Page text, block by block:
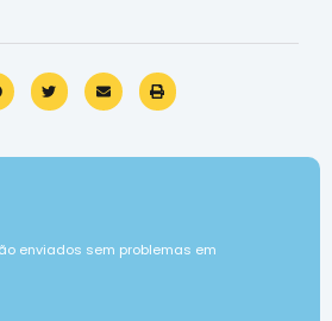
enviados sem problemas em